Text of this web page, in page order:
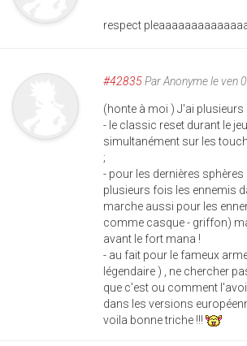
respect
#42835ParAnonymele ven
(honte à moi ) J'ai
- le classic reset durant le
simultanément sur les
;
- pour les dernières sphères
plusieurs fois les ennemis
marche aussi pour les
comme casque - griffon)
avant le fort mana !
- au fait pour le fameux
légendaire ) , ne chercher
que c'est ou comment
dans les versions
voila bonne triche !!!